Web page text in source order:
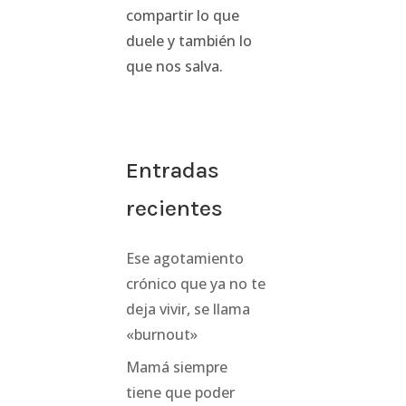
compartir lo que
duele y también lo
que nos salva.
Entradas
recientes
Ese agotamiento
crónico que ya no te
deja vivir, se llama
«burnout»
Mamá siempre
tiene que poder